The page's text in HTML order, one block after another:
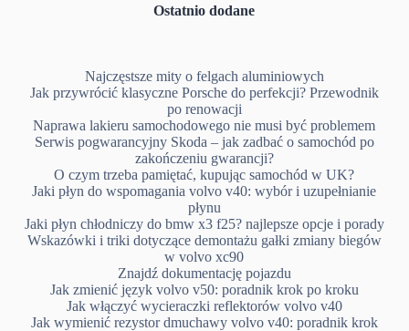
Ostatnio dodane
Najczęstsze mity o felgach aluminiowych
Jak przywrócić klasyczne Porsche do perfekcji? Przewodnik
po renowacji
Naprawa lakieru samochodowego nie musi być problemem
Serwis pogwarancyjny Skoda – jak zadbać o samochód po
zakończeniu gwarancji?
O czym trzeba pamiętać, kupując samochód w UK?
Jaki płyn do wspomagania volvo v40: wybór i uzupełnianie
płynu
Jaki płyn chłodniczy do bmw x3 f25? najlepsze opcje i porady
Wskazówki i triki dotyczące demontażu gałki zmiany biegów
w volvo xc90
Znajdź dokumentację pojazdu
Jak zmienić język volvo v50: poradnik krok po kroku
Jak włączyć wycieraczki reflektorów volvo v40
Jak wymienić rezystor dmuchawy volvo v40: poradnik krok